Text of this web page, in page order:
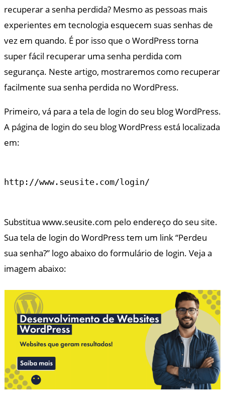
recuperar a senha perdida? Mesmo as pessoas mais
experientes em tecnologia esquecem suas senhas de
vez em quando. É por isso que o WordPress torna
super fácil recuperar uma senha perdida com
segurança. Neste artigo, mostraremos como recuperar
facilmente sua senha perdida no WordPress.
Primeiro, vá para a tela de login do seu blog WordPress.
A página de login do seu blog WordPress está localizada
em:
http://www.seusite.com/login/
Substitua www.seusite.com pelo endereço do seu site.
Sua tela de login do WordPress tem um link “Perdeu
sua senha?” logo abaixo do formulário de login. Veja a
imagem abaixo: